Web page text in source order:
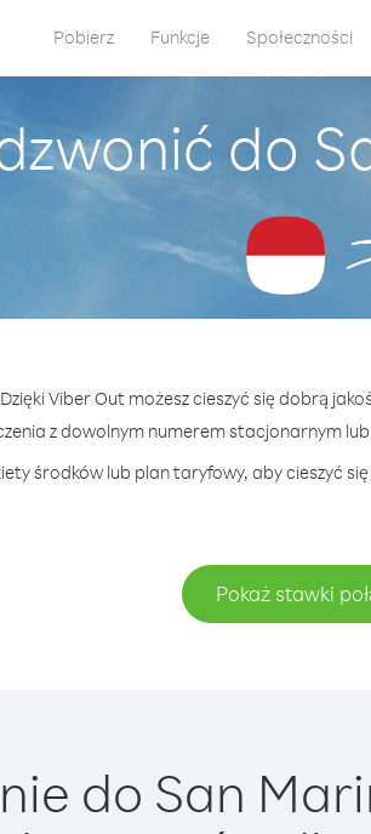
Pobierz Funkcje Społeczności
do
Dzięki Viber Out możesz cieszyć się dobrą
z dowolnym numerem stacjonarnym
środków lub plan taryfowy, aby cieszyć
Pokaż stawki
do San